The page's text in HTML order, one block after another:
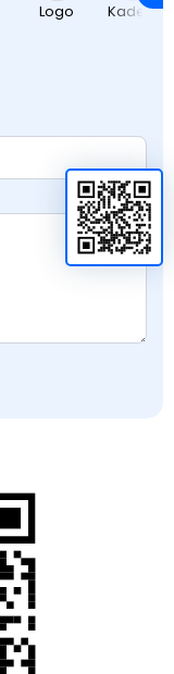
Logo Kaders